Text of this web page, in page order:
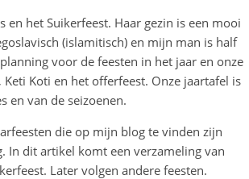
het Suikerfeest. Haar gezin is een mooi
(islamitisch) en mijn man is half
voor de feesten in het jaar en onze
Koti en het offerfeest. Onze jaartafel is
en van de seizoenen.
die op mijn blog te vinden zijn
In dit artikel komt een verzameling van
Later volgen andere feesten.